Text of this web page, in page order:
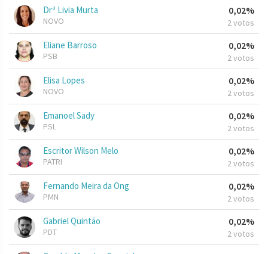
Drª Livia Murta
NOVO
0,02%
2 votos
Eliane Barroso
PSB
0,02%
2 votos
Elisa Lopes
NOVO
0,02%
2 votos
Emanoel Sady
PSL
0,02%
2 votos
Escritor Wilson Melo
PATRI
0,02%
2 votos
Fernando Meira da Ong
PMN
0,02%
2 votos
Gabriel Quintão
PDT
0,02%
2 votos